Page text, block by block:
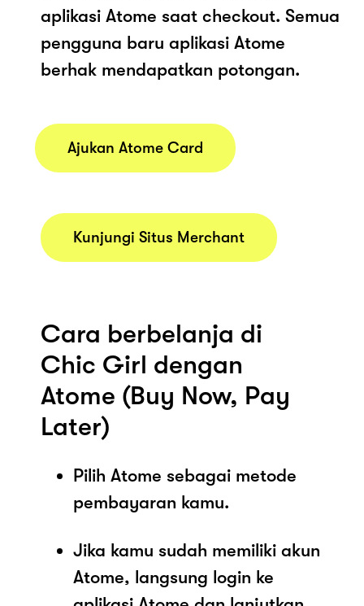
aplikasi Atome saat checkout. Semua
pengguna baru aplikasi Atome
berhak mendapatkan potongan.
Ajukan Atome Card
Kunjungi Situs Merchant
Cara berbelanja di
Chic Girl dengan
Atome (Buy Now, Pay
Later)
Pilih Atome sebagai metode
pembayaran kamu.
Jika kamu sudah memiliki akun
Atome, langsung login ke